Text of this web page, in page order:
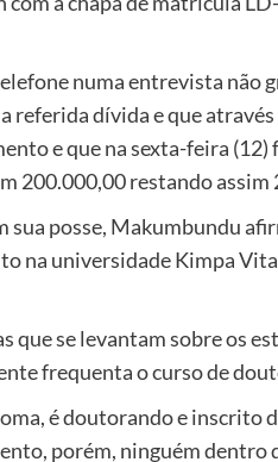
numa entrevista não
referida dívida e que
e que na sexta-feira
200.000,00 restando assim
sua posse, Makumbundu
na universidade Kimpa
que se levantam sobre os
frequenta o curso de
é doutorando e inscrito
porém, ninguém dentro